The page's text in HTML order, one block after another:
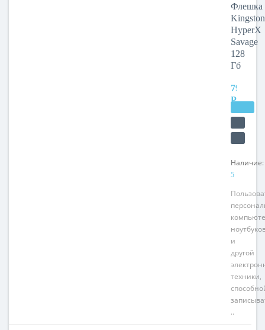
Savage
Флешка
Kingston
HyperX
Savage
128
Гб
7990
РУБ.
Наличие:
5
и
другой
техники,
..